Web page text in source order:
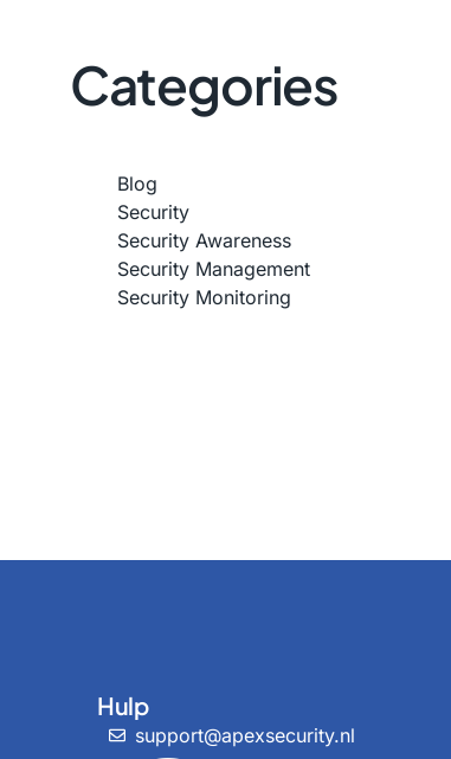
Categories
Blog
Security
Security Awareness
Security Management
Security Monitoring
Hulp
support@apexsecurity.nl